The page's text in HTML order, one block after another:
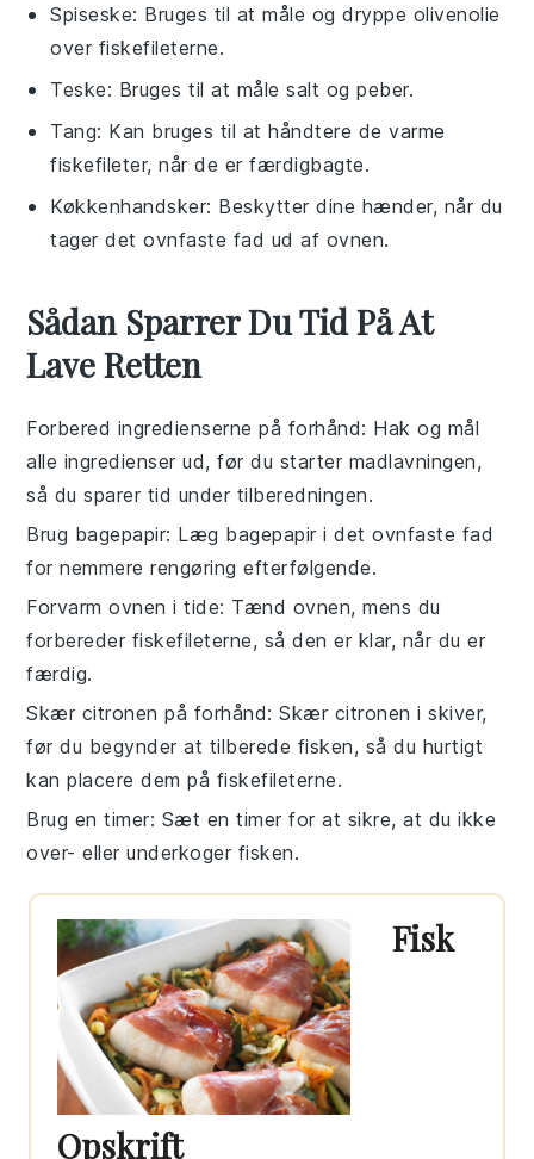
Spiseske: Bruges til at måle og dryppe olivenolie
over fiskefileterne.
Teske: Bruges til at måle salt og peber.
Tang: Kan bruges til at håndtere de varme
fiskefileter, når de er færdigbagte.
Køkkenhandsker: Beskytter dine hænder, når du
tager det ovnfaste fad ud af ovnen.
Sådan Sparrer Du Tid På At
Lave Retten
Forbered ingredienserne på forhånd: Hak og mål
alle ingredienser ud, før du starter madlavningen,
så du sparer tid under tilberedningen.
Brug bagepapir: Læg bagepapir i det ovnfaste fad
for nemmere rengøring efterfølgende.
Forvarm ovnen i tide: Tænd ovnen, mens du
forbereder fiskefileterne, så den er klar, når du er
færdig.
Skær citronen på forhånd: Skær citronen i skiver,
før du begynder at tilberede fisken, så du hurtigt
kan placere dem på fiskefileterne.
Brug en timer: Sæt entimer for at sikre, at du ikke
over- eller underkoger fisken.
Fisk
Opskrift